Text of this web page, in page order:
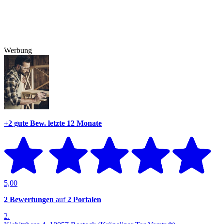
Werbung
+2 gute Bew. letzte 12 Monate
5,00
2 Bewertungen auf2 Portalen
2.